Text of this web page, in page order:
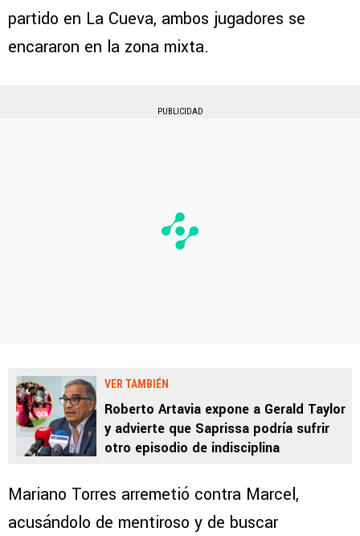
partido en La Cueva, ambos jugadores se
encararon en la zona mixta.
PUBLICIDAD
VER TAMBIÉN
Roberto Artavia expone a Gerald Taylor
y advierte que Saprissa podría sufrir
otro episodio de indisciplina
Mariano Torres arremetió contra Marcel,
acusándolo de mentiroso y de buscar